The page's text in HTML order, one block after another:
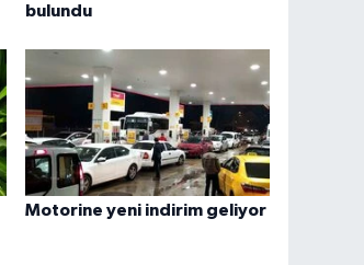
bulundu
Motorine yeni indirim geliyor